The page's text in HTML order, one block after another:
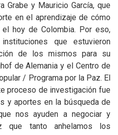
Grabe y Mauricio García, que
en el aprendizaje de cómo
hoy de Colombia. Por eso,
que estuvieron
de los mismos para su
de Alemania y el Centro de
/ Programa por la Paz. El
proceso de investigación fue
y aportes en la búsqueda de
nos ayuden a negociar y
que tanto anhelamos los